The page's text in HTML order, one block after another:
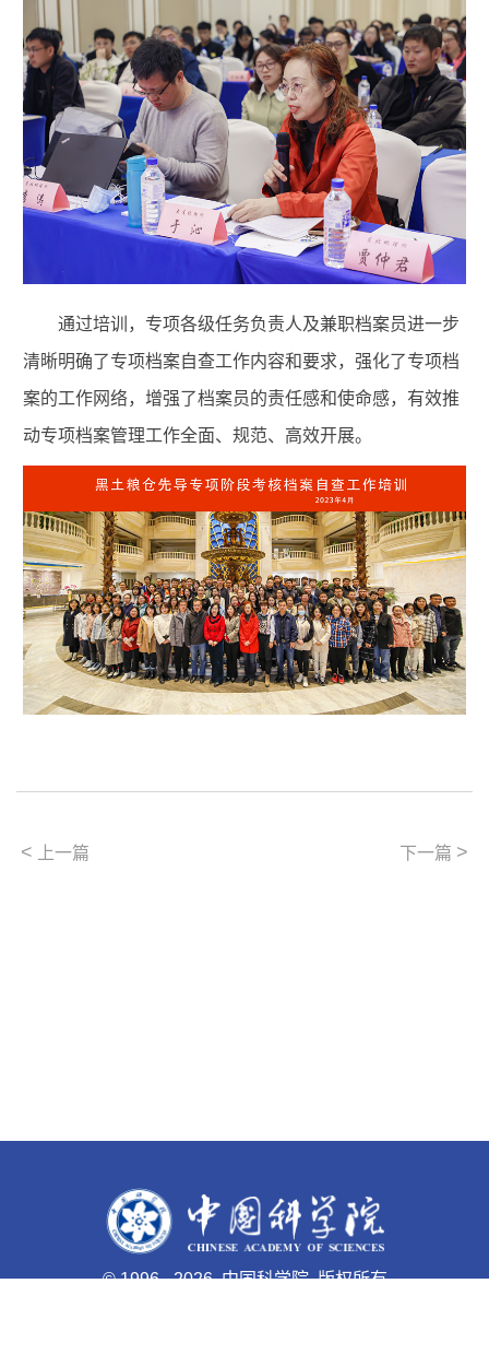
通过培训，专项各级任务负责人及兼职档案员进一步
清晰明确了专项档案自查工作内容和要求，强化了专项档
案的工作网络，增强了档案员的责任感和使命感，有效推
动专项档案管理工作全面、规范、高效开展。
< 上一篇 下一篇 >
© 1996 -2026 中国科学院 版权所有